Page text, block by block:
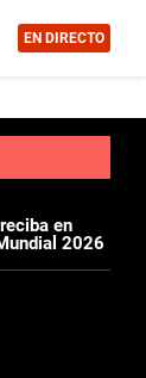
EN DIRECTO
en
2026